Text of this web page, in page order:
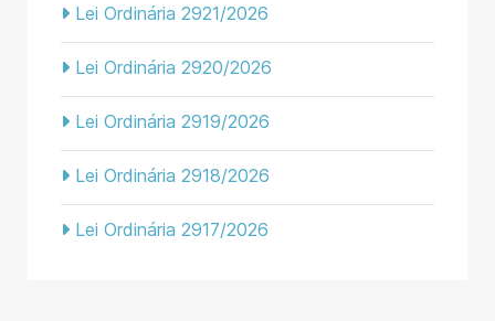
Lei Ordinária 2921/2026
Lei Ordinária 2920/2026
Lei Ordinária 2919/2026
Lei Ordinária 2918/2026
Lei Ordinária 2917/2026